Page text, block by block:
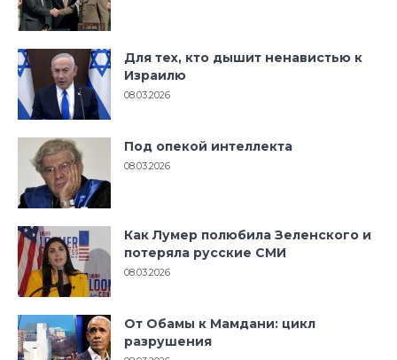
Для тех, кто дышит ненавистью к
Израилю
08.03.2026
Под опекой интеллекта
08.03.2026
Как Лумер полюбила Зеленского и
потеряла русские СМИ
08.03.2026
От Обамы к Мамдани: цикл
разрушения